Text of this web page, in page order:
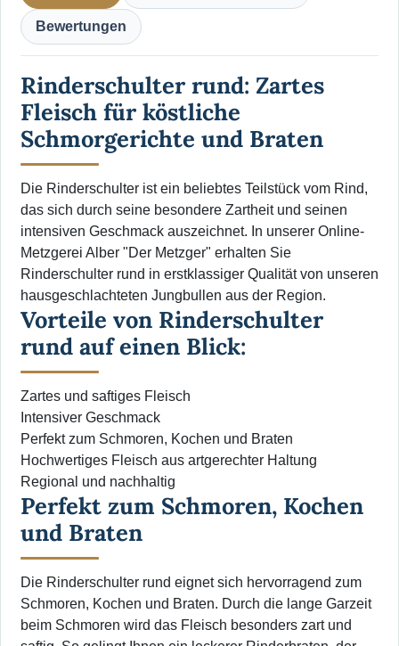
Bewertungen
Rinderschulter rund: Zartes
Fleisch für köstliche
Schmorgerichte und Braten
Die Rinderschulter ist ein beliebtes Teilstück vom Rind,
das sich durch seine besondere Zartheit und seinen
intensiven Geschmack auszeichnet. In unserer Online-
Metzgerei Alber "Der Metzger" erhalten Sie
Rinderschulter rund in erstklassiger Qualität von unseren
hausgeschlachteten Jungbullen aus der Region.
Vorteile von Rinderschulter
rund auf einen Blick:
Zartes und saftiges Fleisch
Intensiver Geschmack
Perfekt zum Schmoren, Kochen und Braten
Hochwertiges Fleisch aus artgerechter Haltung
Regional und nachhaltig
Perfekt zum Schmoren, Kochen
und Braten
Die Rinderschulter rund eignet sich hervorragend zum
Schmoren, Kochen und Braten. Durch die lange Garzeit
beim Schmoren wird das Fleisch besonders zart und